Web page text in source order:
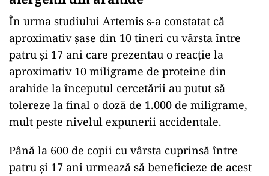
În urma studiului Artemis s-a constatat că
aproximativ şase din 10 tineri cu vârsta între
patru şi 17 ani care prezentau o reacţie la
aproximativ 10 miligrame de proteine din
arahide la începutul cercetării au putut să
tolereze la final o doză de 1.000 de miligrame,
mult peste nivelul expunerii accidentale.
Până la 600 de copii cu vârsta cuprinsă între
patru şi 17 ani urmează să beneficieze de acest